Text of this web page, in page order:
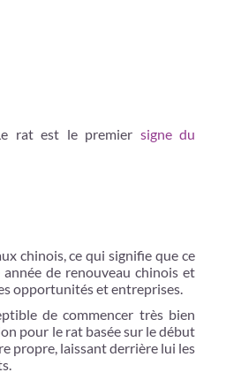
rat est le premier signe du
chinois, ce qui signifie que ce
de renouveau chinois et
opportunités et entreprises.
de commencer très bien
pour le rat basée sur le début
propre, laissant derrière lui les